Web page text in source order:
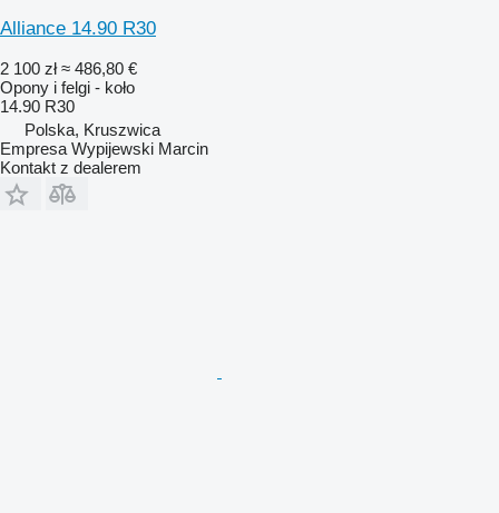
Alliance 14.90 R30
2 100 zł ≈ 486,80 €
Opony i felgi - koło
14.90 R30
Polska, Kruszwica
Empresa Wypijewski Marcin
Kontakt z dealerem